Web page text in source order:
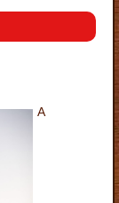
A